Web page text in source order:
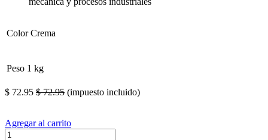
Color Crema
Peso 1 kg
$ 72.95 $72.95 (impuesto incluido)
Agregar al carrito